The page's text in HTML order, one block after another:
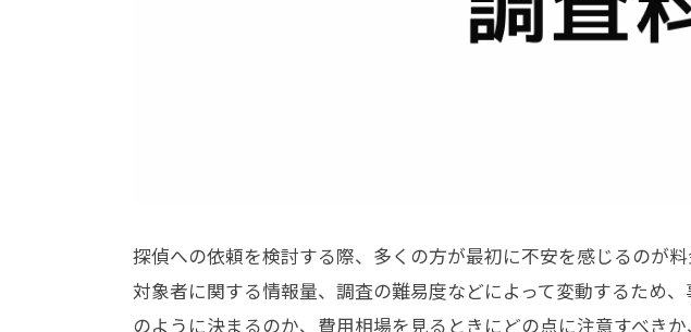
探偵への依頼を検討する際、多くの方が最初に不安を感じるのが
対象者に関する情報量、調査の難易度などによって変動するため
のように決まるのか、費用相場を見るときにどの点に注意すべき